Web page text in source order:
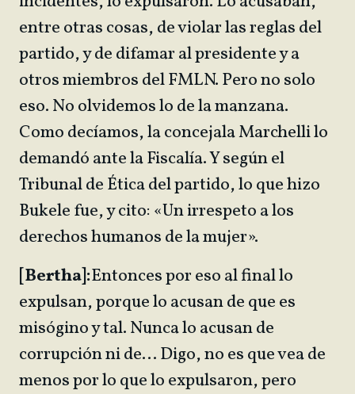
entre otras cosas, de violar las reglas del
partido, y de difamar al presidente y a
otros miembros del FMLN. Pero no solo
eso. No olvidemos lo de la manzana.
Como decíamos, la concejala Marchelli lo
demandó ante la Fiscalía. Y según el
Tribunal de Ética del partido, lo que hizo
Bukele fue, y cito: «Un irrespeto a los
derechos humanos de la mujer».
[Bertha]:Entonces por eso al final lo
expulsan, porque lo acusan de que es
misógino y tal. Nunca lo acusan de
corrupción ni de… Digo, no es que vea de
menos por lo que lo expulsaron, pero